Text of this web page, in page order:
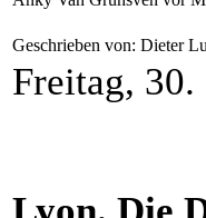
Geschrieben von: Dieter
Freitag,